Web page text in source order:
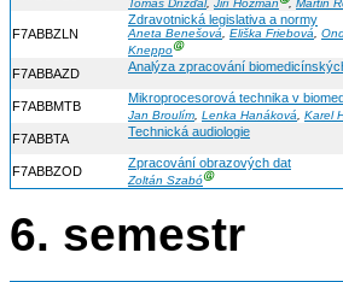
Tomáš Dřížďal, Jiří Hozman , Martin
F7ABBZLN
Zdravotnická legislativa a normy
Aneta Benešová, Eliška Friebová,
KneppoⒼ
F7ABBAZD Analýza zpracování
F7ABBMTB
Mikroprocesorová technika v
Jan Broulím, Lenka Hanáková, Karel
F7ABBTA Technická audiologie
F7ABBZOD
Zpracování obrazových dat
Zoltán SzabóⒼ
6. semestr